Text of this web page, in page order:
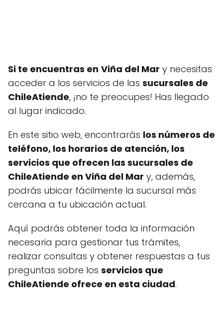
Si te encuentras en Viña del Mar y necesitas
acceder a los servicios de las sucursales de
ChileAtiende, ¡no te preocupes! Has llegado
al lugar indicado.
En este sitio web, encontrarás los números de
teléfono, los horarios de atención, los
servicios que ofrecen las sucursales de
ChileAtiende en Viña del Mar y, además,
podrás ubicar fácilmente la sucursal más
cercana a tu ubicación actual.
Aquí podrás obtener toda la información
necesaria para gestionar tus trámites,
realizar consultas y obtener respuestas a tus
preguntas sobre los servicios que
ChileAtiende ofrece en esta ciudad.